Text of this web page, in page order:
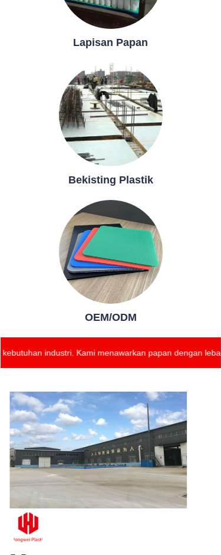
Lapisan Papan
Bekisting Plastik
OEM/ODM
industri. Kami menawarkan papan dengan lebar
kualitas tinggi dan
memenuhi berbagai
kebutuhan industri.
Kami menawarkan
papan dengan lebar
hingga 2,6 meter,
dengan ketebalan
yang dapat
disesuaikan mulai dari
2mm hingga 18mm.